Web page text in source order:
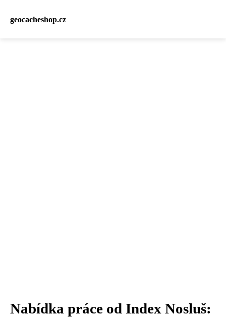
geocacheshop.cz
Nabídka práce od Index Nosluš: